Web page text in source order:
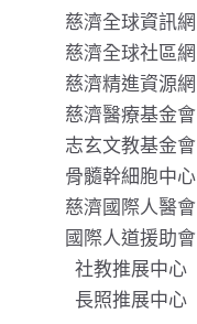
慈濟全球資訊網
慈濟全球社區網
慈濟精進資源網
慈濟醫療基金會
志玄文教基金會
骨髓幹細胞中心
慈濟國際人醫會
國際人道援助會
社教推展中心
長照推展中心